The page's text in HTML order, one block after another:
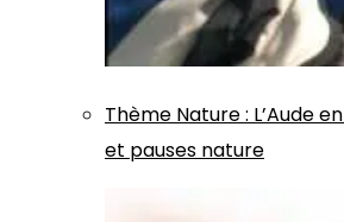
Thème Nature: L’Aude
et pauses nature